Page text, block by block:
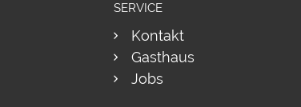
SERVICE
Kontakt
Gasthaus
Jobs